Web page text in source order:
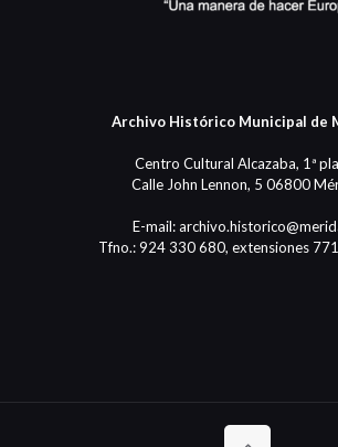
Archivo Histórico Municipal de
Centro Cultural Alcazaba, 1ª
Calle John Lennon, 5 06800
E-mail:
Tfno.: 924 330 680, extensiones